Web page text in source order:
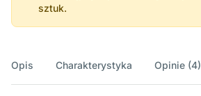
sztuk.
Opis Charakterystyka Opinie (4)